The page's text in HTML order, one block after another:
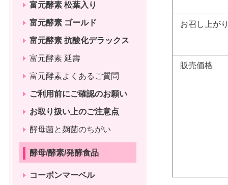
お召し上が
販売価格
富元酵素 松葉入り
富元酵素 ゴールド
富元酵素 抗酸化デラックス
富元酵素 延壽
富元酵素よくあるご質問
ご利用前にご確認のお願い
お取り扱い上のご注意点
酵母菌と麹菌のちがい
酵母/酵素/発酵食品
コーボンマーベル